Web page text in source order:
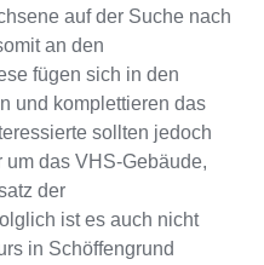
auf der Suche nach
an den
fügen sich in den
und komplettieren das
sollten jedoch
das VHS-Gebäude,
der
ist es auch nicht
in Schöffengrund